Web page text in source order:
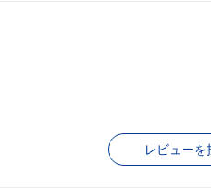
レビューを